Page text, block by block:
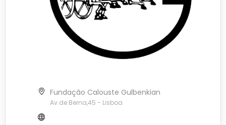
Fundação Calouste Gulbenkian
Av.de Berna,45 - Lisboa